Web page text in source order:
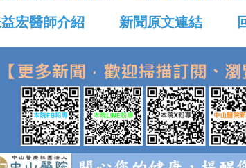
宏醫師介紹 新聞原文連結